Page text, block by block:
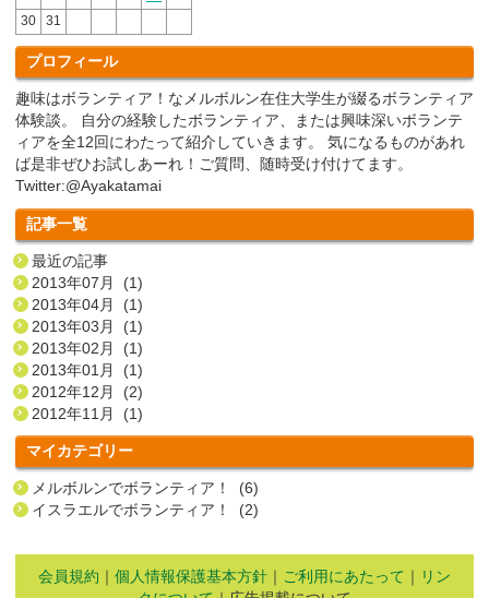
30
31
プロフィール
趣味はボランティア！なメルボルン在住大学生が綴るボランティア
体験談。 自分の経験したボランティア、または興味深いボランテ
ィアを全12回にわたって紹介していきます。 気になるものがあれ
ば是非ぜひお試しあーれ！ご質問、随時受け付けてます。
Twitter:@Ayakatamai
記事一覧
最近の記事
2013年07月 (1)
2013年04月 (1)
2013年03月 (1)
2013年02月 (1)
2013年01月 (1)
2012年12月 (2)
2012年11月 (1)
マイカテゴリー
メルボルンでボランティア！ (6)
イスラエルでボランティア！ (2)
会員規約 ｜ 個人情報保護基本方針 ｜ ご利用にあたって ｜ リン